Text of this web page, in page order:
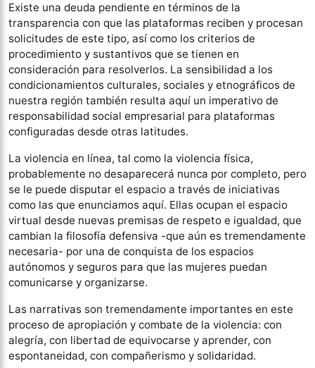
Existe una deuda pendiente en términos de la
transparencia con que las plataformas reciben y procesan
solicitudes de este tipo, así como los criterios de
procedimiento y sustantivos que se tienen en
consideración para resolverlos. La sensibilidad a los
condicionamientos culturales, sociales y etnográficos de
nuestra región también resulta aquí un imperativo de
responsabilidad social empresarial para plataformas
configuradas desde otras latitudes.
La violencia en línea, tal como la violencia física,
probablemente no desaparecerá nunca por completo, pero
se le puede disputar el espacio a través de iniciativas
como las que enunciamos aquí. Ellas ocupan el espacio
virtual desde nuevas premisas de respeto e igualdad, que
cambian la filosofía defensiva -que aún es tremendamente
necesaria- por una de conquista de los espacios
autónomos y seguros para que las mujeres puedan
comunicarse y organizarse.
Las narrativas son tremendamente importantes en este
proceso de apropiación y combate de la violencia: con
alegría, con libertad de equivocarse y aprender, con
espontaneidad, con compañerismo y solidaridad.